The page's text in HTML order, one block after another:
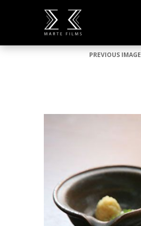
PREVIOUS IMAGE